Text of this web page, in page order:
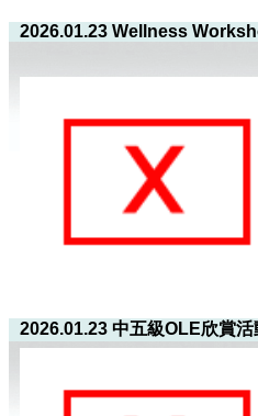
2026.01.23 Wellness
2026.01.23 中五級OLE欣賞